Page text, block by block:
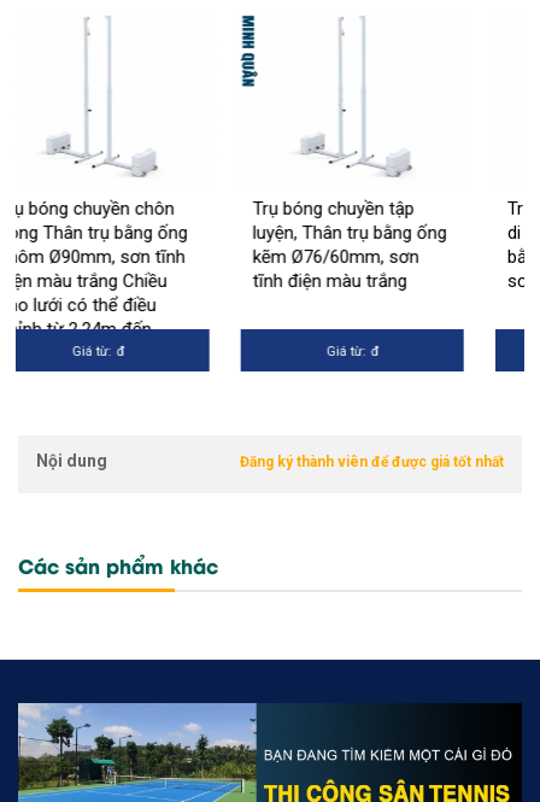
chôn
ống
tĩnh
Trụ bóng chuyền tập
luyện, Thân trụ bằng ống
kẽm Ø76/60mm, sơn
tĩnh điện màu trắng
Trụ bóng chuyền
di động, thân trụ
bằng ống thép
sơn tĩnh điện màu
Nội dung Đăng ký thành viên để được giá tốt nhất
Các sản phẩm khác